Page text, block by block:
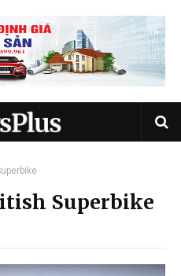
Superbike